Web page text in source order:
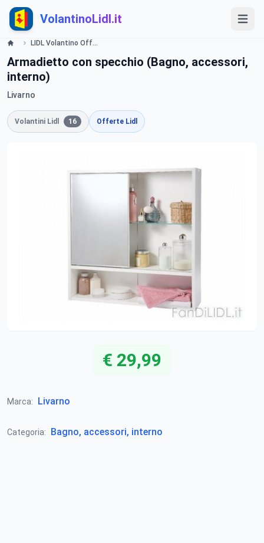
VolantinoLidl.it
LIDL Volantino Offerte e Promozioni - Un fantastico bagno - Offerte valide dal 26 ottobre 2015 Lidl
Armadietto con specchio (Bagno, accessori,
interno)
Livarno
Volantini Lidl 16 Offerte Lidl
€ 29,99
Marca: Livarno
Categoria: Bagno, accessori, interno